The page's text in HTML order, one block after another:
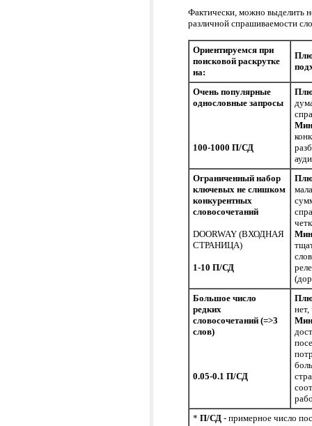
Фактически, можно выделить
различной спрашиваемости
Ориентируемся при
поисковой раскрутке
на:
Очень популярные
однословные запросы
100-1000 П/СД
Ограниченный набор
ключевых не слишком
конкурентных
словосочетаний
DOORWAY (ВХОДНАЯ
СТРАНИЦА)
1-10 П/СД
Большое число
редких
словосочетаний (=>3
слов)
0.05-0.1 П/СД
нет,
* П/СД - примерное число